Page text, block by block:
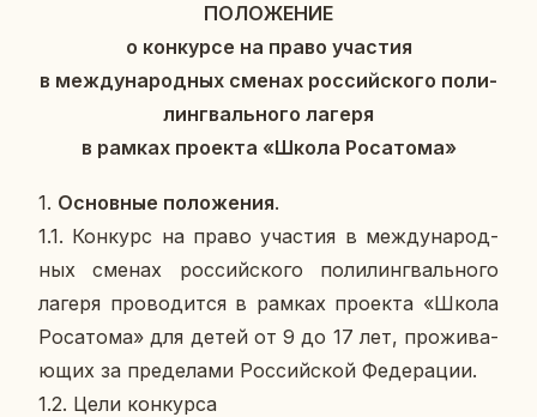
ПО­ЛО­ЖЕ­НИЕ
о кон­кур­се на право уча­стия
в меж­ду­на­род­ных сменах рос­сий­ско­го по­ли­
линг­валь­но­го лагеря
в рамках про­ек­та «Школа Ро­са­то­ма»
1. Ос­нов­ные по­ло­же­ния.
1.1. Кон­курс на право уча­стия в меж­ду­на­род­
ных сменах рос­сий­ско­го по­ли­линг­валь­но­го
лагеря про­во­дит­ся в рамках про­ек­та «Школа
Ро­са­то­ма» для детей от 9 до 17 лет, про­жи­ва­
ю­щих за пре­де­ла­ми Рос­сий­ской Фе­де­ра­ции.
1.2. Цели кон­кур­са